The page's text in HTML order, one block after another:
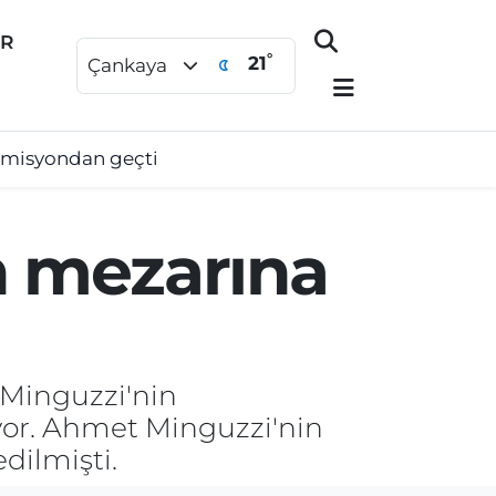
Çankaya 21°
geçti
Ahmet Minguzzi'nin